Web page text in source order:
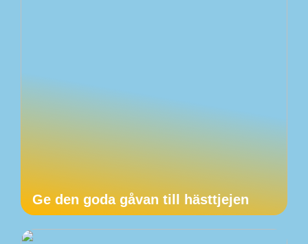
Ge den goda gåvan till hästtjejen